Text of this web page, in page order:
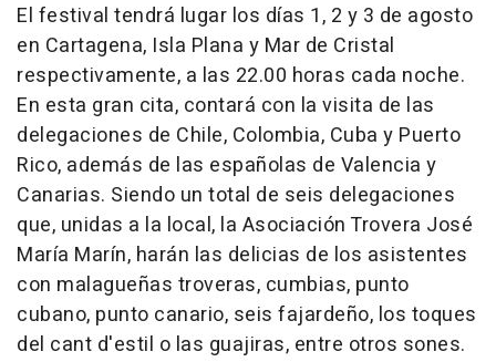
El festival tendrá lugar los días 1, 2 y 3 de agosto
en Cartagena, Isla Plana y Mar de Cristal
respectivamente, a las 22.00 horas cada noche.
En esta gran cita, contará con la visita de las
delegaciones de Chile, Colombia, Cuba y Puerto
Rico, además de las españolas de Valencia y
Canarias. Siendo un total de seis delegaciones
que, unidas a la local, la Asociación Trovera José
María Marín, harán las delicias de los asistentes
con malagueñas troveras, cumbias, punto
cubano, punto canario, seis fajardeño, los toques
del cant d'estil o las guajiras, entre otros sones.